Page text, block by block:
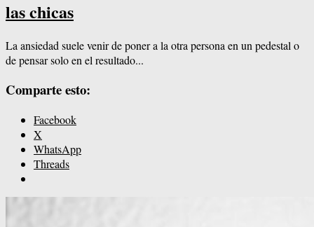
las chicas
La ansiedad suele venir de poner a la otra persona en un pedestal o
de pensar solo en el resultado...
Comparte esto:
Facebook
X
WhatsApp
Threads